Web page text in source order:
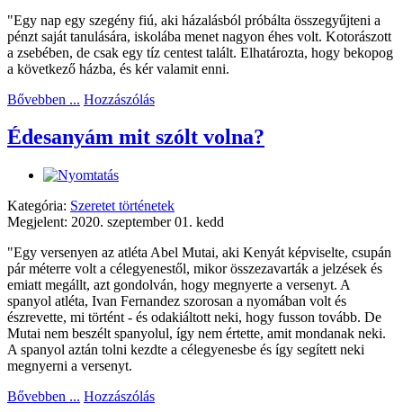
"Egy nap egy szegény fiú, aki házalásból próbálta összegyűjteni a
pénzt saját tanulására, iskolába menet nagyon éhes volt. Kotorászott
a zsebében, de csak egy tíz centest talált. Elhatározta, hogy bekopog
a következő házba, és kér valamit enni.
Bővebben ... Hozzászólás
Édesanyám mit szólt volna?
Kategória: Szeretet történetek
Megjelent: 2020. szeptember 01. kedd
"Egy versenyen az atléta Abel Mutai, aki Kenyát képviselte, csupán
pár méterre volt a célegyenestől, mikor összezavarták a jelzések és
emiatt megállt, azt gondolván, hogy megnyerte a versenyt. A
spanyol atléta, Ivan Fernandez szorosan a nyomában volt és
észrevette, mi történt - és odakiáltott neki, hogy fusson tovább. De
Mutai nem beszélt spanyolul, így nem értette, amit mondanak neki.
A spanyol aztán tolni kezdte a célegyenesbe és így segített neki
megnyerni a versenyt.
Bővebben ... Hozzászólás